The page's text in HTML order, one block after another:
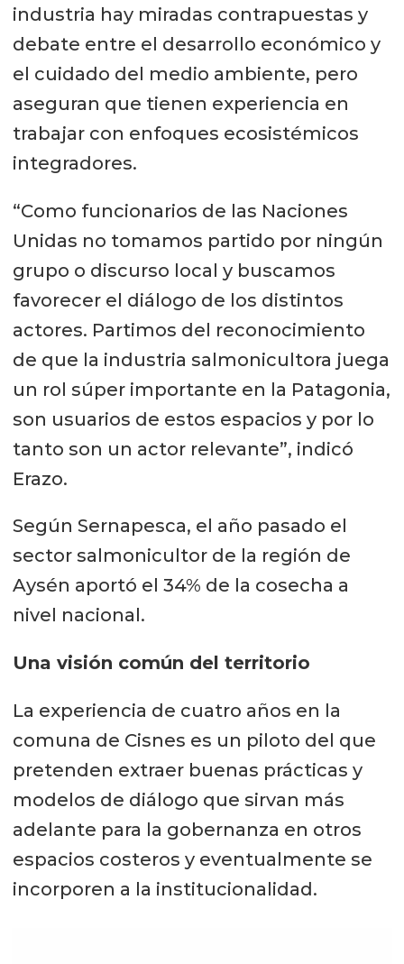
industria hay miradas contrapuestas y
debate entre el desarrollo económico y
el cuidado del medio ambiente, pero
aseguran que tienen experiencia en
trabajar con enfoques ecosistémicos
integradores.
“Como funcionarios de las Naciones
Unidas no tomamos partido por ningún
grupo o discurso local y buscamos
favorecer el diálogo de los distintos
actores. Partimos del reconocimiento
de que la industria salmonicultora juega
un rol súper importante en la Patagonia,
son usuarios de estos espacios y por lo
tanto son un actor relevante”, indicó
Erazo.
Según Sernapesca, el año pasado el
sector salmonicultor de la región de
Aysén aportó el 34% de la cosecha a
nivel nacional.
Una visión común del territorio
La experiencia de cuatro años en la
comuna de Cisnes es un piloto del que
pretenden extraer buenas prácticas y
modelos de diálogo que sirvan más
adelante para la gobernanza en otros
espacios costeros y eventualmente se
incorporen a la institucionalidad.